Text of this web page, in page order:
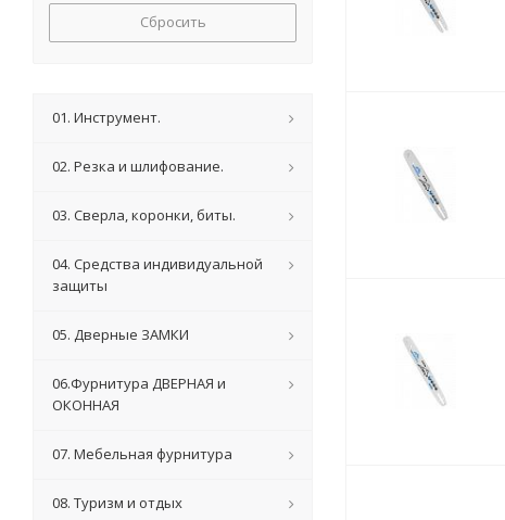
Сбросить
01. Инструмент.
02. Резка и шлифование.
03. Сверла, коронки, биты.
04. Средства индивидуальной
защиты
05. Дверные ЗАМКИ
06.Фурнитура ДВЕРНАЯ и
ОКОННАЯ
07. Мебельная фурнитура
08. Туризм и отдых